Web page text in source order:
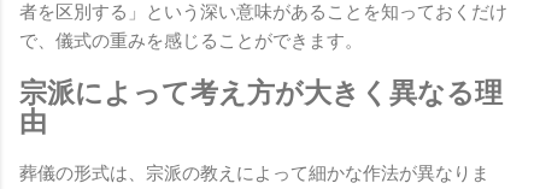
者を区別する」という深い意味があることを知っておくだけ
で、儀式の重みを感じることができます。
宗派によって考え方が大きく異なる理
由
葬儀の形式は、宗派の教えによって細かな作法が異なりま